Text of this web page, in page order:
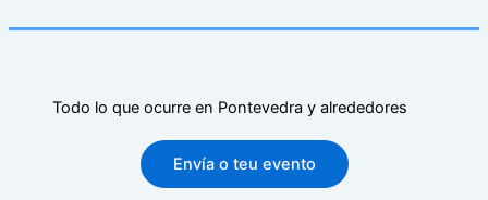
Todo lo que ocurre en Pontevedra y alrededores
Envía o teu evento